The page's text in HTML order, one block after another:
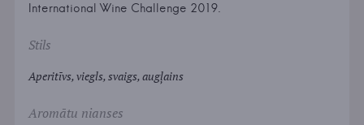
International Wine Challenge 2019.
Stils
Aperitīvs, viegls, svaigs, augļains
Aromātu nianses